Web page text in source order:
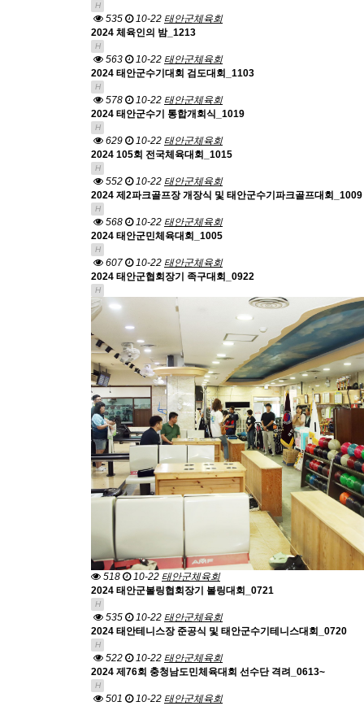
H
535 10-22 태안군체육회
2024 체육인의 밤_1213
H
563 10-22 태안군체육회
2024 태안군수기대회 검도대회_1103
H
578 10-22 태안군체육회
2024 태안군수기 통합개회식_1019
H
629 10-22 태안군체육회
2024 105회 전국체육대회_1015
H
552 10-22 태안군체육회
2024 제2파크골프장 개장식 및 태안군수기파크골프대회_1009
H
568 10-22 태안군체육회
2024 태안군민체육대회_1005
H
607 10-22 태안군체육회
2024 태안군협회장기 족구대회_0922
H
518 10-22 태안군체육회
2024 태안군볼링협회장기 볼링대회_0721
H
535 10-22 태안군체육회
2024 태안테니스장 준공식 및 태안군수기테니스대회_0720
H
522 10-22 태안군체육회
2024 제76회 충청남도민체육대회 선수단 격려_0613~
H
501 10-22 태안군체육회